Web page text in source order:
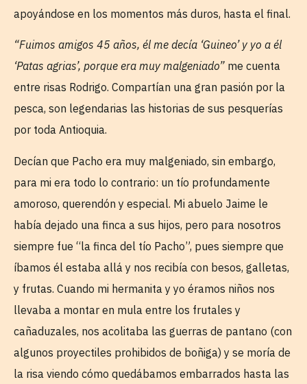
apoyándose en los momentos más duros, hasta el final.
“Fuimos amigos 45 años, él me decía ‘Guineo’ y yo a él
‘Patas agrias’, porque era muy malgeniado” me cuenta
entre risas Rodrigo. Compartían una gran pasión por la
pesca, son legendarias las historias de sus pesquerías
por toda Antioquia.
Decían que Pacho era muy malgeniado, sin embargo,
para mi era todo lo contrario: un tío profundamente
amoroso, querendón y especial. Mi abuelo Jaime le
había dejado una finca a sus hijos, pero para nosotros
siempre fue “la finca del tío Pacho”, pues siempre que
íbamos él estaba allá y nos recibía con besos, galletas,
y frutas. Cuando mi hermanita y yo éramos niños nos
llevaba a montar en mula entre los frutales y
cañaduzales, nos acolitaba las guerras de pantano (con
algunos proyectiles prohibidos de boñiga) y se moría de
la risa viendo cómo quedábamos embarrados hasta las